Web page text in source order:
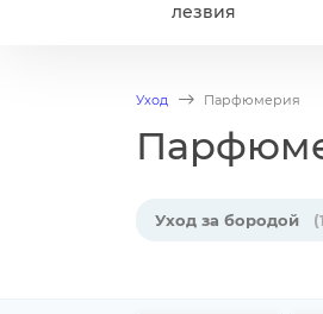
лезвия
Уход Парфюмерия
Уход за бородой